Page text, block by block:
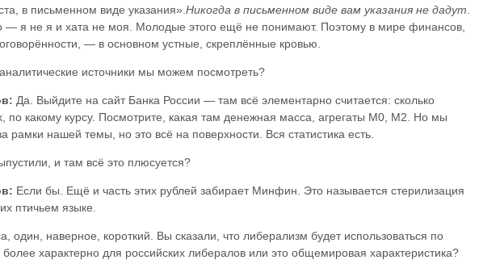
в письменном виде указания».Никогда в письменном виде вам указания не дадут
— я не я и хата не моя. Молодые этого ещё не понимают. Поэтому в мире финансов,
— в основном устные, скреплённые кровью.
источники мы можем посмотреть?
Да. Выйдите на сайт Банка России — там всё элементарно считается: сколько
по какому курсу. Посмотрите, какая там денежная масса, агрегаты М0, М2. Но мы
рамки нашей темы, но это всё на поверхности. Вся статистика есть.
и там всё это плюсуется?
Если бы. Ещё и часть этих рублей забирает Минфин. Это называется стерилизация
птичьем языке.
один, наверное, короткий. Вы сказали, что либерализм будет использоваться по
характерно для российских либералов или это общемировая характеристика?